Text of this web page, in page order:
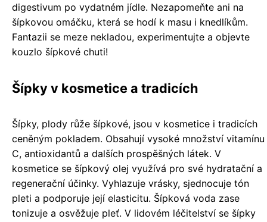
digestivum po vydatném jídle. Nezapomeňte ani na
šípkovou omáčku, která se hodí k masu i knedlíkům.
Fantazii se meze nekladou, experimentujte a objevte
kouzlo šípkové chuti!
Šípky v kosmetice a tradicích
Šípky, plody růže šípkové, jsou v kosmetice i tradicích
ceněným pokladem. Obsahují vysoké množství vitamínu
C, antioxidantů a dalších prospěšných látek. V
kosmetice se šípkový olej využívá pro své hydratační a
regenerační účinky. Vyhlazuje vrásky, sjednocuje tón
pleti a podporuje její elasticitu. Šípková voda zase
tonizuje a osvěžuje pleť. V lidovém léčitelství se šípky